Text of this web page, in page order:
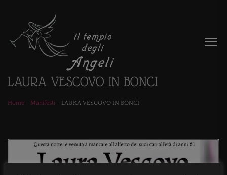
LAURA VESCOVO IN BONCI
Home - Manifesti - LAURA VESCOVO IN BONCI